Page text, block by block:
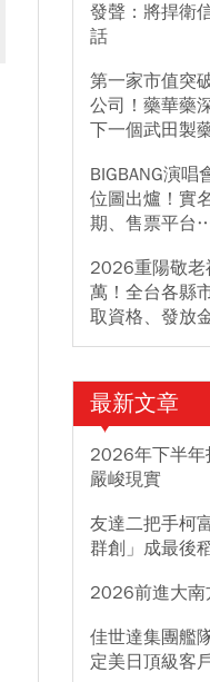
發聲：將捍衛
話
第一家市值突
公司！藥華藥
下一個武田製
BIGBANG演
位圖出爐！實
期、售票平台
2026重陽敬老
萬！全台各縣
取資格、發放
最新文章
2026年下半年
嚴峻現實
友達二把手柯
群創」成最後
2026前進大南
佳世達集團艦
定美日頂級客